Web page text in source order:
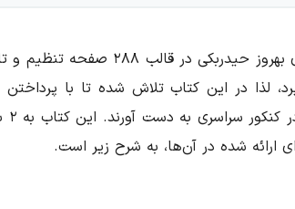
انتشارات مشاوران آموزش است که توسط آقای بهروز حیدربکی
شده در آن‌ها، به شرح زیر است.